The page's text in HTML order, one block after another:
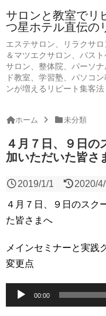
サロンと教室でリ
つ星ホテル直伝の
エステサロン、リラクサ
＆マツエクサロン、バス
サロン、整体院、パーソ
ド教室、学習塾、パソコ
ンが増えるリピート集客法
ホーム 未分類
４月７日、９日の
加いただいた皆さ
2019/1/1 2020/
４月７日、９日のスク
た皆さまへ
メインセミナーと実践
変更点
声
00:00